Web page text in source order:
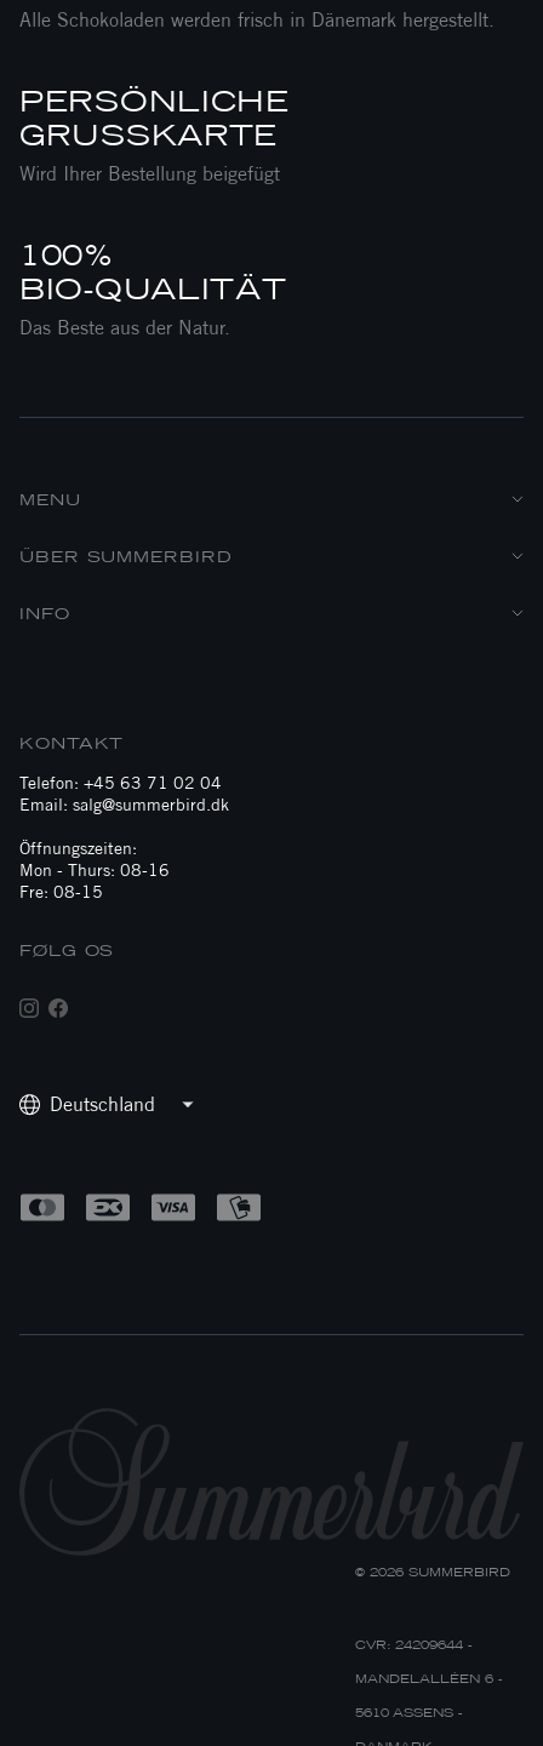
Alle Schokoladen werden frisch in Dänemark hergestellt.
PERSÖNLICHE
GRUSSKARTE
Wird Ihrer Bestellung beigefügt
100%
BIO-QUALITÄT
Das Beste aus der Natur.
MENU
ÜBER SUMMERBIRD
INFO
KONTAKT
Telefon: +45 63 71 02 04
Email: salg@summerbird.dk
Öffnungszeiten:
Mon - Thurs: 08-16
Fre: 08-15
FØLG OS
Deutschland
© 2026 SUMMERBIRD
CVR: 24209644 -
MANDELALLÉEN 6 -
5610 ASSENS -